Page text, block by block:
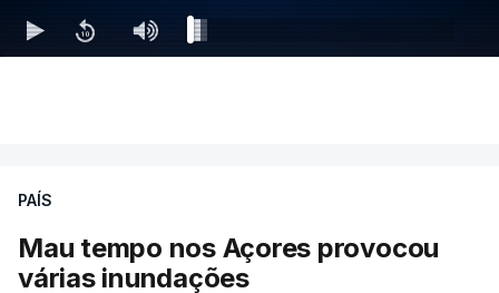
PAÍS
Mau tempo nos Açores provocou
várias inundações